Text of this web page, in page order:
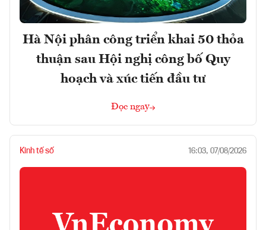
Hà Nội phân công triển khai 50 thỏa
thuận sau Hội nghị công bố Quy
hoạch và xúc tiến đầu tư
Đọc ngay
Kinh tế số 16:03, 07/08/2026